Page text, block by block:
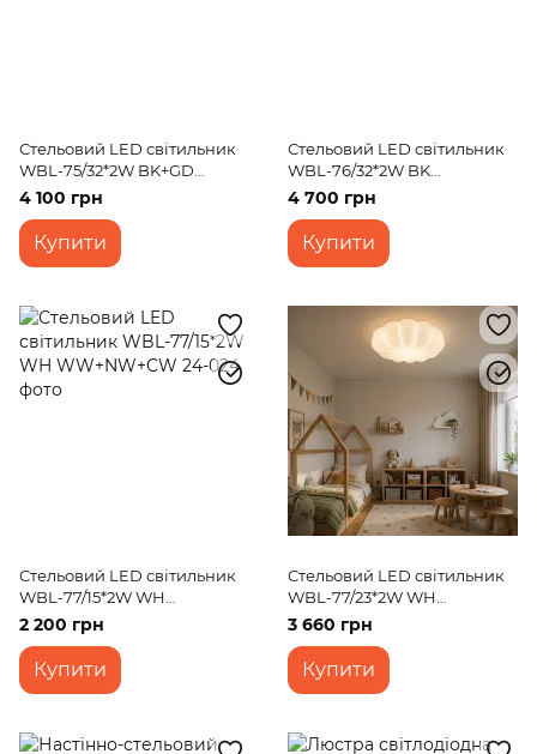
Стельовий LED світильник
WBL-75/32*2W BK+GD
WW+NW+CW
4 100 грн
Купити
Стельовий LED світильник
WBL-76/32*2W BK
WW+NW+CW
4 700 грн
Купити
Стельовий LED світильник
WBL-77/15*2W WH
WW+NW+CW
2 200 грн
Купити
Стельовий LED світильник
WBL-77/23*2W WH
WW+NW+CW
3 660 грн
Купити